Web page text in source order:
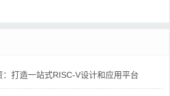
打造一站式RISC-V设计和应用平台